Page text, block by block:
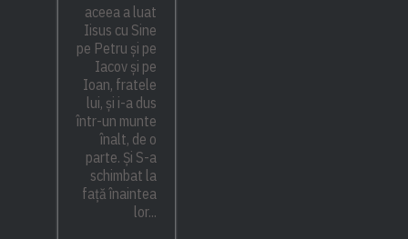
aceea a luat
Iisus cu Sine
pe Petru și pe
Iacov și pe
Ioan, fratele
lui, și i-a dus
într-un munte
înalt, de o
parte. Și S-a
schimbat la
față înaintea
lor...